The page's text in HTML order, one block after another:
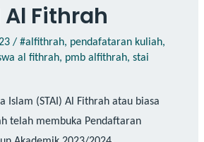
Al Fithrah
/ #alfithrah, pendafataran kuliah,
al fithrah, pmb alfithrah, stai
Islam (STAI) Al Fithrah atau biasa
telah membuka Pendaftaran